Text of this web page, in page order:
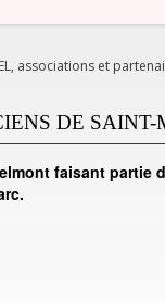
associations et
DE SAINT-
faisant partie